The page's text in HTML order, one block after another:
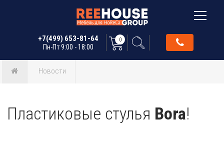
+7(499) 653-81-64
Пн-Пт 9:00 - 18:00
0
Новости
Пластиковые стулья Bora!